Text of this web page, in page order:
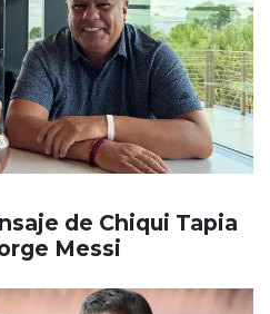
de Chiqui Tapia
Messi